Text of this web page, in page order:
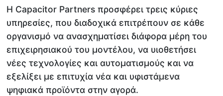
H Capacitor Partners προσφέρει τρεις κύριες
υπηρεσίες, που διαδοχικά επιτρέπουν σε κάθε
οργανισμό να ανασχηματίσει διάφορα μέρη του
επιχειρησιακού του μοντέλου, να υιοθετήσει
νέες τεχνολογίες και αυτοματισμούς και να
εξελίξει με επιτυχία νέα και υφιστάμενα
ψηφιακά προϊόντα στην αγορά.